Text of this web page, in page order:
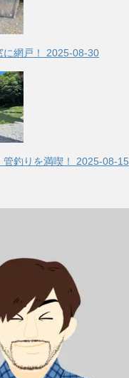
網戸！ 2025-08-30
釣りを満喫！ 2025-08-15